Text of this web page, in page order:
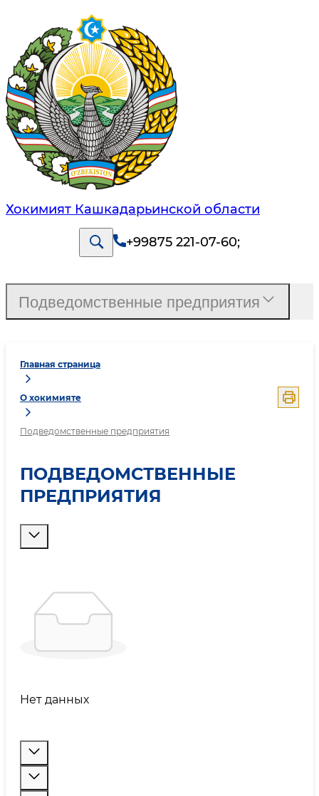
Хокимият Кашкадарьинской области
+99875 221-07-60;
Главная страница
О хокимияте
Подведомственные предприятия
ПОДВЕДОМСТВЕННЫЕ
ПРЕДПРИЯТИЯ
Нет данных
Подведомственные предприятия